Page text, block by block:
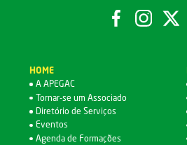
HOME
A APEGAC
Tornar-se um Associado
Diretório de Serviços
Eventos
Agenda de Formações